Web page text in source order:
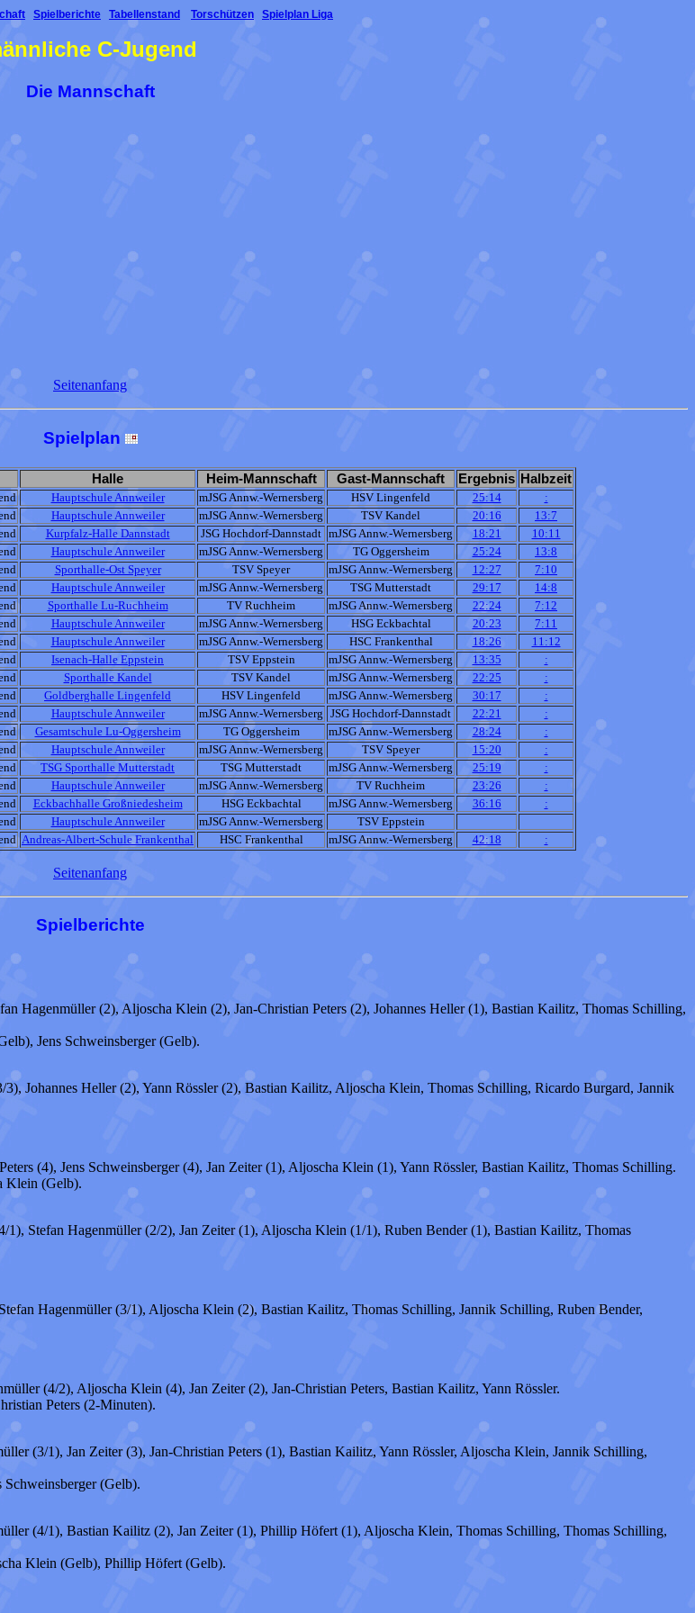
Spielberichte Tabellenstand Torschützen Spielplan Liga
C-Jugend
Die Mannschaft
Seitenanfang
Spielplan
Halle Heim-Mannschaft Gast-Mannschaft Ergebnis Halbzeit
Hauptschule Annweiler mJSG Annw.-Wernersberg HSV Lingenfeld 25:14
:
Hauptschule Annweiler mJSG Annw.-Wernersberg TSV Kandel 20:16
13:7
Kurpfalz-Halle Dannstadt JSG Hochdorf-Dannstadt mJSG Annw.-Wernersberg 18:21
10:11
Hauptschule Annweiler mJSG Annw.-Wernersberg TG Oggersheim 25:24
13:8
Sporthalle-Ost Speyer TSV Speyer mJSG Annw.-Wernersberg 12:27
7:10
Hauptschule Annweiler mJSG Annw.-Wernersberg TSG Mutterstadt 29:17
14:8
Sporthalle Lu-Ruchheim TV Ruchheim mJSG Annw.-Wernersberg 22:24
7:12
Hauptschule Annweiler mJSG Annw.-Wernersberg HSG Eckbachtal 20:23
7:11
Hauptschule Annweiler mJSG Annw.-Wernersberg HSC Frankenthal 18:26
11:12
Isenach-Halle Eppstein TSV Eppstein mJSG Annw.-Wernersberg 13:35
:
Sporthalle Kandel TSV Kandel mJSG Annw.-Wernersberg 22:25
:
Goldberghalle Lingenfeld HSV Lingenfeld mJSG Annw.-Wernersberg 30:17
:
Hauptschule Annweiler mJSG Annw.-Wernersberg JSG Hochdorf-Dannstadt 22:21
:
Gesamtschule Lu-Oggersheim TG Oggersheim mJSG Annw.-Wernersberg 28:24
:
Hauptschule Annweiler mJSG Annw.-Wernersberg TSV Speyer 15:20
:
TSG Sporthalle Mutterstadt TSG Mutterstadt mJSG Annw.-Wernersberg 25:19
:
Hauptschule Annweiler mJSG Annw.-Wernersberg TV Ruchheim 23:26
:
Eckbachhalle Großniedesheim HSG Eckbachtal mJSG Annw.-Wernersberg 36:16
:
Hauptschule Annweiler mJSG Annw.-Wernersberg
TSV Eppstein
Andreas-Albert-Schule Frankenthal HSC Frankenthal mJSG Annw.-Wernersberg 42:18 :
Seitenanfang
Spielberichte
Hagenmüller (2), Aljoscha Klein (2), Jan-Christian Peters (2), Johannes Heller (1), Bastian Kailitz, Thomas Schilling,
Jens Schweinsberger (Gelb).
3), Johannes Heller (2), Yann Rössler (2), Bastian Kailitz, Aljoscha Klein, Thomas Schilling, Ricardo Burgard, Jannik
(4), Jens Schweinsberger (4), Jan Zeiter (1), Aljoscha Klein (1), Yann Rössler, Bastian Kailitz, Thomas Schilling.
Klein (Gelb).
1), Stefan Hagenmüller (2/2), Jan Zeiter (1), Aljoscha Klein (1/1), Ruben Bender (1), Bastian Kailitz, Thomas
Hagenmüller (3/1), Aljoscha Klein (2), Bastian Kailitz, Thomas Schilling, Jannik Schilling, Ruben Bender,
(4/2), Aljoscha Klein (4), Jan Zeiter (2), Jan-Christian Peters, Bastian Kailitz, Yann Rössler.
Peters (2-Minuten).
(3/1), Jan Zeiter (3), Jan-Christian Peters (1), Bastian Kailitz, Yann Rössler, Aljoscha Klein, Jannik Schilling,
(Gelb).
(4/1), Bastian Kailitz (2), Jan Zeiter (1), Phillip Höfert (1), Aljoscha Klein, Thomas Schilling, Thomas Schilling,
Klein (Gelb), Phillip Höfert (Gelb).